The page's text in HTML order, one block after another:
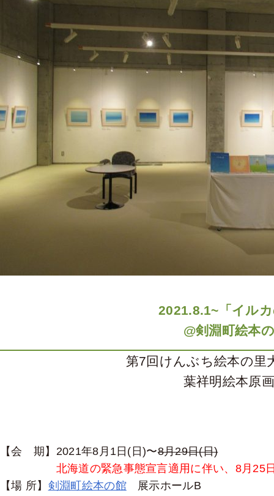
2021.8.1~「イル
@剣淵町絵本
第7回けんぶち絵本の里
葉祥明絵本原
【会 期】2021年8月1日(日)〜8月29日(日)
北海道の緊急事態宣言適用に伴い、8月25
【場 所】 剣淵町絵本の館展示ホールB